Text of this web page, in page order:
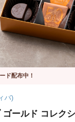
ド配布中！
バ)
ゴールド コレク